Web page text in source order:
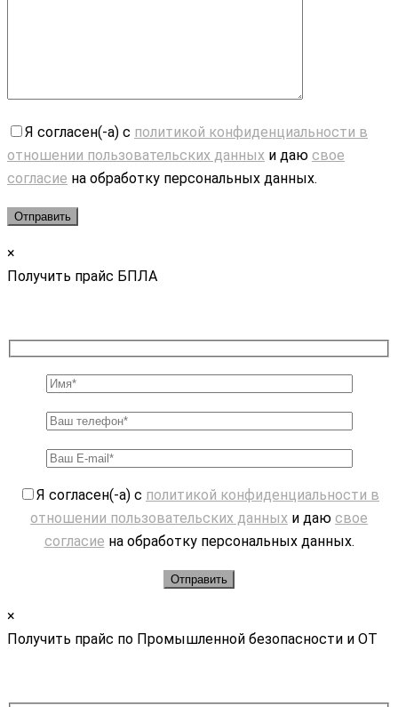
Я согласен(-а) с политикой конфиденциальности в
отношении пользовательских данных и даю свое
согласие на обработку персональных данных.
×
Получить прайс БПЛА
Я согласен(-а) с политикой конфиденциальности в
отношении пользовательских данных и даю свое
согласие на обработку персональных данных.
×
Получить прайс по Промышленной безопасности и ОТ